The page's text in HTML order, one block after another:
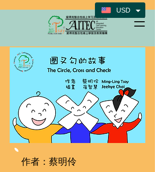
作者：蔡明伶
USD